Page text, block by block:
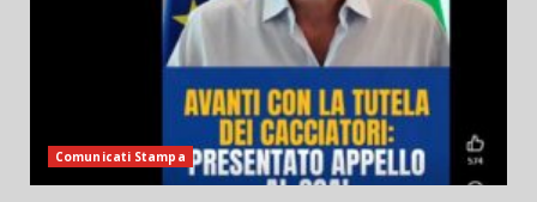
Comunicati Stampa